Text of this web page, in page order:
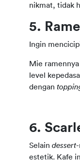
nikmat, tidak
5.
Ingin
Mie
level
dengan
6.
Selain dessert-
estetik. Kafe